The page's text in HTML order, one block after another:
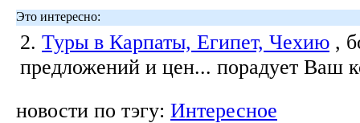
Это интересно:
2. Туры в Карпаты, Египет, Чехию ,
предложений и цен... порадует Ваш
новости по тэгу: Интересное